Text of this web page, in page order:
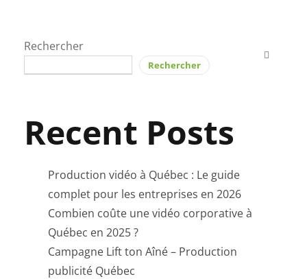
Rechercher
Rechercher
Recent Posts
Production vidéo à Québec : Le guide
complet pour les entreprises en 2026
Combien coûte une vidéo corporative à
Québec en 2025 ?
Campagne Lift ton Aîné – Production
publicité Québec